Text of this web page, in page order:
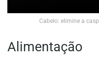
Cabelo: elimine a
Alimentação